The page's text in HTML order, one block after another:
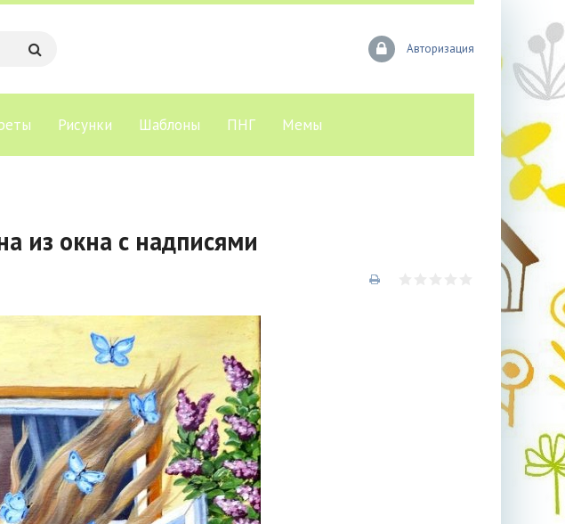
Авторизация
Рисунки Шаблоны ПНГ Мемы
из окна с надписями